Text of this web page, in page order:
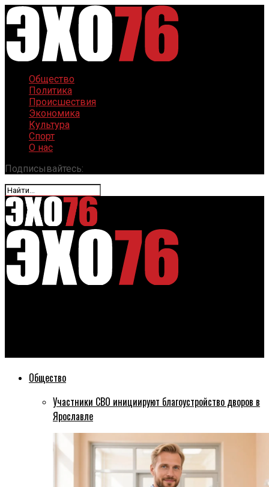
Общество
Политика
Происшествия
Экономика
Культура
Спорт
О нас
Подписывайтесь:
Общество
Участники СВО инициируют благоустройство дворов в
Ярославле